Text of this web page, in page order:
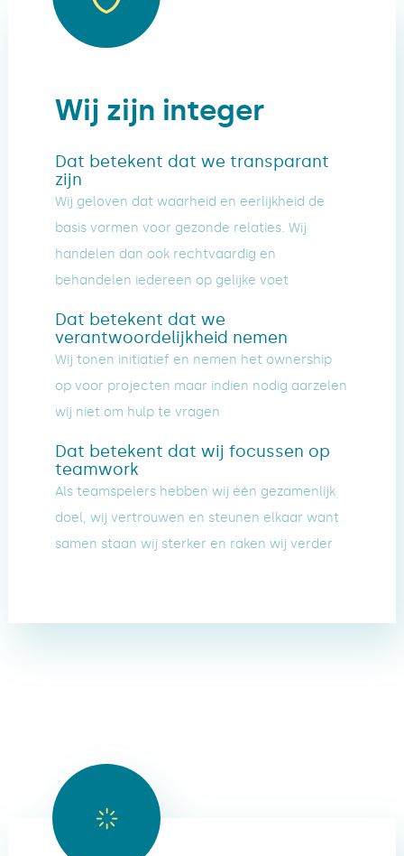
Wij zijn integer
Dat betekent dat we transparant
zijn
Wij geloven dat waarheid en eerlijkheid de
basis vormen voor gezonde relaties. Wij
handelen dan ook rechtvaardig en
behandelen iedereen op gelijke voet
Dat betekent dat we
verantwoordelijkheid nemen
Wij tonen initiatief en nemen het ownership
op voor projecten maar indien nodig aarzelen
wij niet om hulp te vragen
Dat betekent dat wij focussen op
teamwork
Als teamspelers hebben wij één gezamenlijk
doel, wij vertrouwen en steunen elkaar want
samen staan wij sterker en raken wij verder